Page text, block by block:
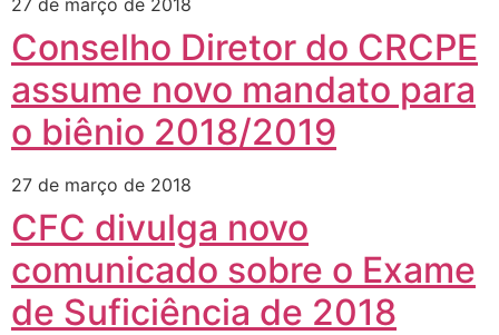
27 de março de 2018
Conselho Diretor do CRCPE
assume novo mandato para
o biênio 2018/2019
27 de março de 2018
CFC divulga novo
comunicado sobre o Exame
de Suficiência de 2018